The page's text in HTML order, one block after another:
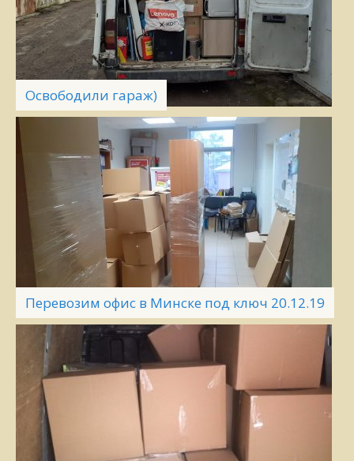
Освободили гараж)
Перевозим офис в Минске под ключ 20.12.19